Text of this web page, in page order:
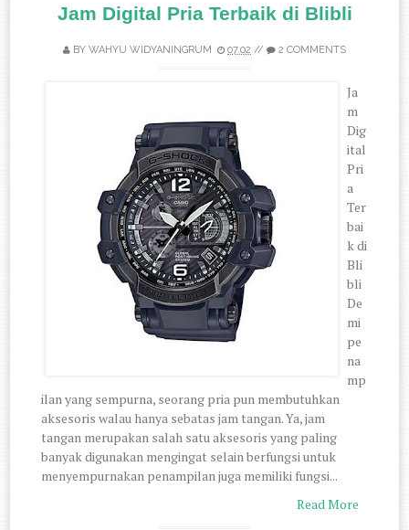
Jam Digital Pria Terbaik di Blibli
BY WAHYU WIDYANINGRUM 07.02 // 2 COMMENTS
Ja
m
Dig
ital
Pri
a
Ter
bai
k di
Bli
bli
De
mi
pe
na
mp
ilan yang sempurna, seorang pria pun membutuhkan
aksesoris walau hanya sebatas jam tangan. Ya, jam
tangan merupakan salah satu aksesoris yang paling
banyak digunakan mengingat selain berfungsi untuk
menyempurnakan penampilan juga memiliki fungsi...
Read More